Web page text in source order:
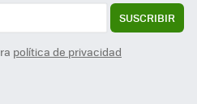
SUSCRIBIR
política de privacidad